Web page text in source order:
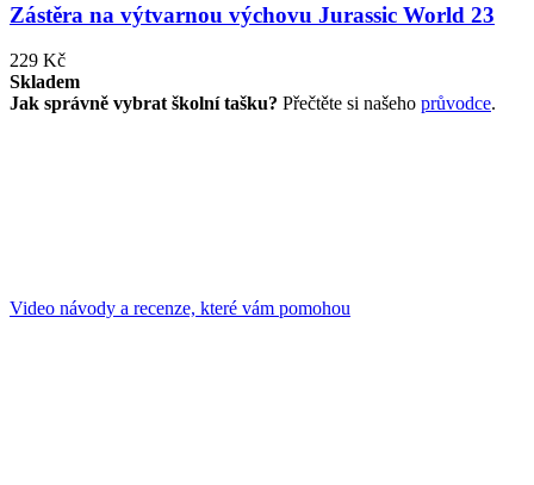
Zástěra na výtvarnou výchovu Jurassic World 23
229 Kč
Skladem
Jak správně vybrat školní tašku? Přečtěte si našeho průvodce.
Video návody a recenze, které vám pomohou